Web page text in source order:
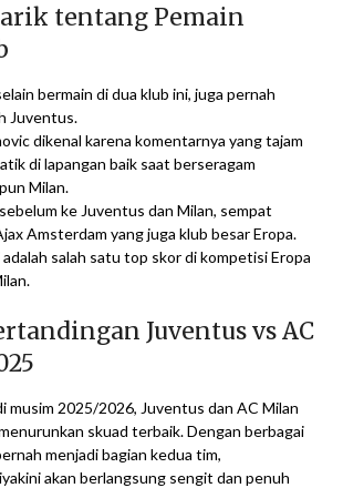
tentang Pemain
bermain di dua klub ini, juga pernah
Juventus.
dikenal karena komentarnya yang tajam
di lapangan baik saat berseragam
Milan.
ke Juventus dan Milan, sempat
Amsterdam yang juga klub besar Eropa.
salah satu top skor di kompetisi Eropa
Juventus vs AC
musim 2025/2026, Juventus dan AC Milan
skuad terbaik. Dengan berbagai
menjadi bagian kedua tim,
akan berlangsung sengit dan penuh